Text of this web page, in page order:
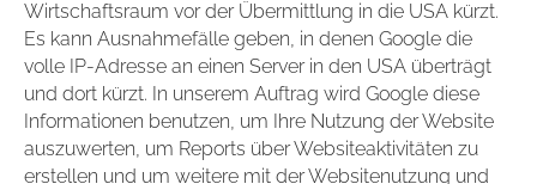
Wirtschaftsraum vor der Übermittlung in die USA kürzt.
Es kann Ausnahmefälle geben, in denen Google die
volle IP-Adresse an einen Server in den USA überträgt
und dort kürzt. In unserem Auftrag wird Google diese
Informationen benutzen, um Ihre Nutzung der Website
auszuwerten, um Reports über Websiteaktivitäten zu
erstellen und um weitere mit der Websitenutzung und